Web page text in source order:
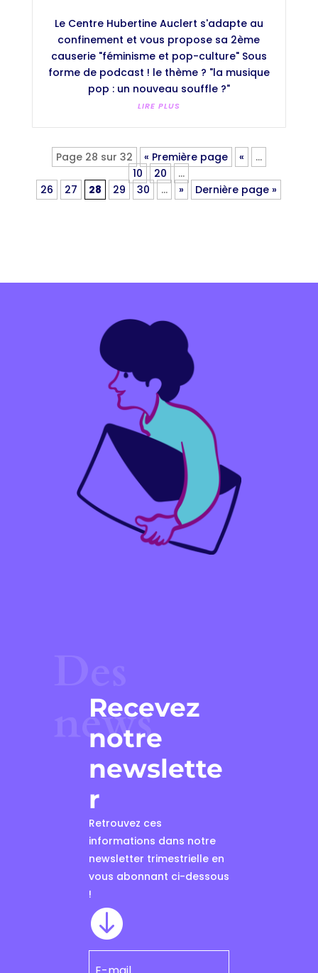
Le Centre Hubertine Auclert s'adapte au
confinement et vous propose sa 2ème
causerie "féminisme et pop-culture" Sous
forme de podcast ! le thème ? "la musique
pop : un nouveau souffle ?"
LIRE PLUS
Page 28 sur 32 « Première page «
…
10
20
…
26
27 28 29 30 … » Dernière page »
news
Recevez
notre
newslette
r
Retrouvez ces
informations dans notre
newsletter trimestrielle en
vous abonnant ci-dessous
!
